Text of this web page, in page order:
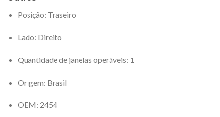
Posição: Traseiro
Lado: Direito
Quantidade de janelas operáveis: 1
Origem: Brasil
OEM: 2454